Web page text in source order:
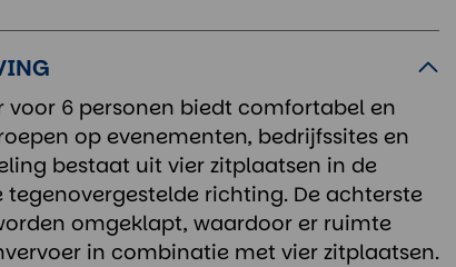
voor 6 personen biedt comfortabel en
op evenementen, bedrijfssites en
bestaat uit vier zitplaatsen in de
richting. De achterste
omgeklapt, waardoor er ruimte
in combinatie met vier zitplaatsen.